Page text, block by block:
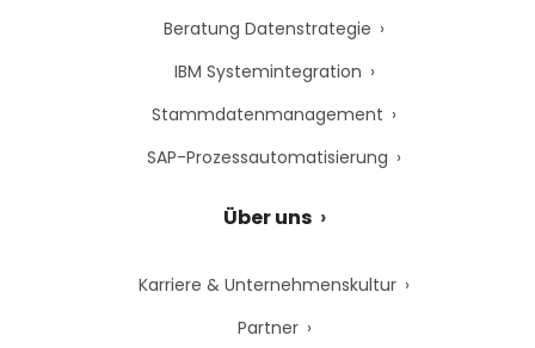
Beratung Datenstrategie
IBM Systemintegration
Stammdatenmanagement
SAP-Prozessautomatisierung
Über uns
Karriere & Unternehmenskultur
Partner